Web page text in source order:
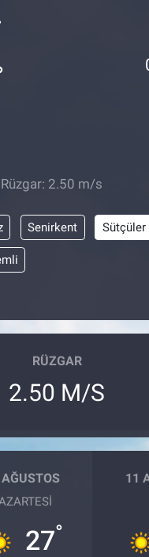
2.50 m/s
Senirkent Sütçüler
RÜZGAR
2.50 M/S
27°
11